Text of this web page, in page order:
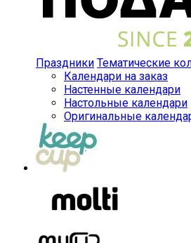
Праздники Тематические
Календари на заказ
Настенные календари
Настольные календари
Оригинальные